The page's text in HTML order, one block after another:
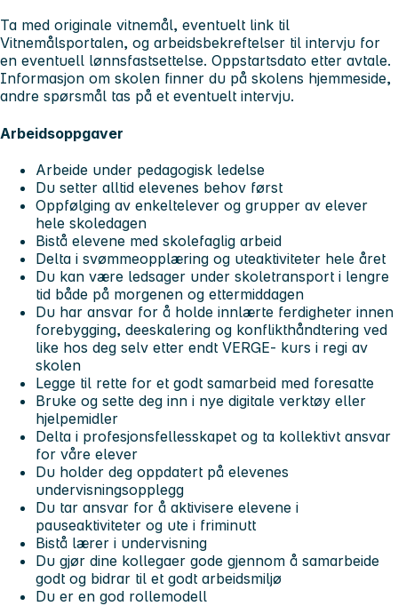
Ta med originale vitnemål, eventuelt link til
Vitnemålsportalen, og arbeidsbekreftelser til intervju for
en eventuell lønnsfastsettelse. Oppstartsdato etter avtale.
Informasjon om skolen finner du på skolens hjemmeside,
andre spørsmål tas på et eventuelt intervju.
Arbeidsoppgaver
Arbeide under pedagogisk ledelse
Du setter alltid elevenes behov først
Oppfølging av enkeltelever og grupper av elever
hele skoledagen
Bistå elevene med skolefaglig arbeid
Delta i svømmeopplæring og uteaktiviteter hele året
Du kan være ledsager under skoletransport i lengre
tid både på morgenen og ettermiddagen
Du har ansvar for å holde innlærte ferdigheter innen
forebygging, deeskalering og konflikthåndtering ved
like hos deg selv etter endt VERGE- kurs i regi av
skolen
Legge til rette for et godt samarbeid med foresatte
Bruke og sette deg inn i nye digitale verktøy eller
hjelpemidler
Delta i profesjonsfellesskapet og ta kollektivt ansvar
for våre elever
Du holder deg oppdatert på elevenes
undervisningsopplegg
Du tar ansvar for å aktivisere elevene i
pauseaktiviteter og ute i friminutt
Bistå lærer i undervisning
Du gjør dine kollegaer gode gjennom å samarbeide
godt og bidrar til et godt arbeidsmiljø
Du er en god rollemodell